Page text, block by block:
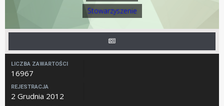
Stowarzyszenie
LICZBA ZAWARTOŚCI
16967
REJESTRACJA
2 Grudnia 2012